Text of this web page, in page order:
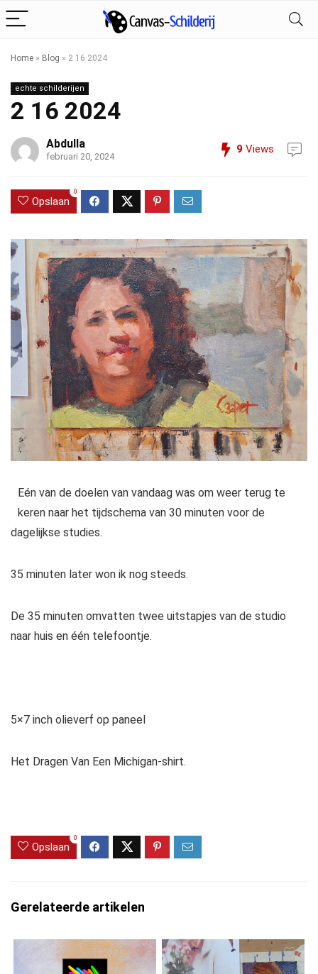
Home » Blog » 2 16 2024
echte schilderijen
2 16 2024
Abdulla
februari 20, 2024
9 Views
Opslaan
0
Eén van de doelen van vandaag was om weer terug te
keren naar het tijdschema van 30 minuten voor de
dagelijkse studies.
35 minuten later won ik nog steeds.
De 35 minuten omvatten twee uitstapjes van de studio
naar huis en één telefoontje.
5×7 inch olieverf op paneel
Het Dragen Van Een Michigan-shirt.
Opslaan
0
Gerelateerde artikelen